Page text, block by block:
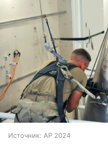
Источник: AP 2024